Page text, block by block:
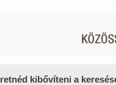
kibővíteni a